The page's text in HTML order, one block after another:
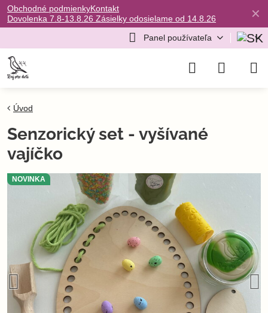
✕
Obchodné podmienkyKontakt
Dovolenka 7.8-13.8.26 Zásielky odosielame od 14.8.26
Panel používateľa
NOVINKA
Úvod
Senzorický set - vyšívané
vajíčko